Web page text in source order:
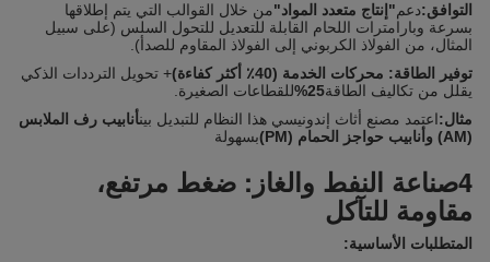
التوافق:دعم"إنتاج متعدد المواد"من خلال القوالب التي يتم إطلاقها
بسرعة وبارامترات اللحام القابلة للتعديل للتحول السلس (على سبيل
المثال، من الفولاذ الكربوني إلى الفولاذ المقاوم للصدأ).
توفير الطاقة: محركات الخدمة (40٪ أكثر كفاءة)
+ تحويل الترددات الذكي
يقلل من تكاليف الطاقة25%
للقطاعات الصغيرة.
مثال:اعتمد مصنع أثاث إندونيسي هذا النظام للتبديل بينأنابيب رف الملابس
(AM) وأنابيب حواجز الحمام (PM)
بسهولة
4صناعة النفط والغاز: ضغط مرتفع،
مقاومة للتآكل
المتطلبات الأساسية: